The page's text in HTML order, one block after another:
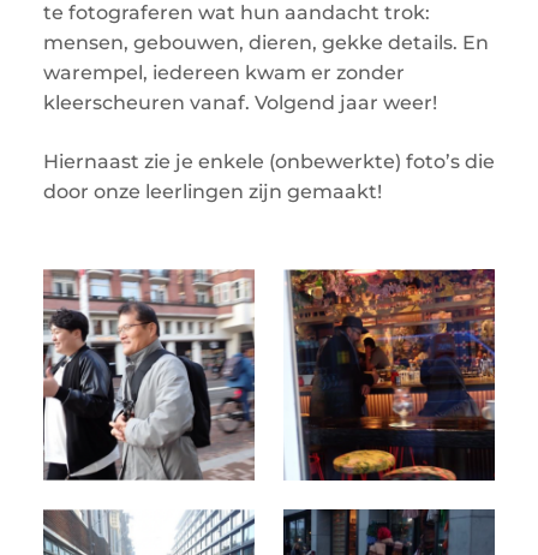
te fotograferen wat hun aandacht trok:
mensen, gebouwen, dieren, gekke details. En
warempel, iedereen kwam er zonder
kleerscheuren vanaf. Volgend jaar weer!
Hiernaast zie je enkele (onbewerkte) foto’s die
door onze leerlingen zijn gemaakt!